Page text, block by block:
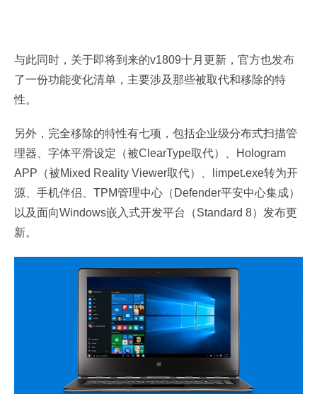
与此同时，关于即将到来的v1809十月更新，官方也发布
了一份功能变化清单，主要涉及那些被取代和移除的特
性。
另外，完全移除的特性有七项，包括企业级分布式扫描管
理器、字体平滑设定（被ClearType取代）、Hologram
APP（被Mixed Reality Viewer取代）、limpet.exe转为开
源、手机伴侣、TPM管理中心（Defender平安中心集成）
以及面向Windows嵌入式开发平台（Standard 8）发布更
新。